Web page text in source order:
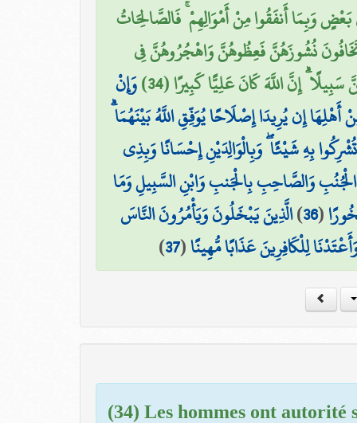
وَبِمَا أَنفَقُوا مِنْ أَمْوَالِهِمْ ۚ فَالصَّالِحَاتُ
نُشُوزَهُنَّ فَعِظُوهُنَّ وَاهْجُرُوهُنَّ فِي
إِنَّ اللَّهَ كَانَ عَلِيًّا كَبِيرًا (34)
وَإِنْ
إِن يُرِيدَا إِصْلَاحًا يُوَفِّقِ اللَّهُ بَيْنَهُمَا
بِهِ شَيْئًا ۖ وَبِالْوَالِدَيْنِ إِحْسَانًا وَبِذِي
الْجُنُبِ وَالصَّاحِبِ بِالْجَنبِ وَابْنِ السَّبِيلِ وَمَا
(
36
)الَّذِينَ يَبْخَلُونَ وَيَأْمُرُونَ النَّاسَ
لِلْكَافِرِينَ عَذَابًا مُّهِينًا(
37
)
(34) Les hommes ont autorité